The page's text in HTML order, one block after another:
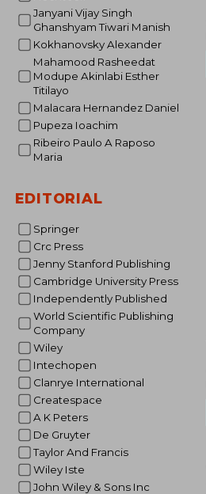
Janyani Vijay Singh
Ghanshyam Tiwari Manish
Kokhanovsky Alexander
Mahamood Rasheedat
Modupe Akinlabi Esther
Titilayo
Malacara Hernandez Daniel
Pupeza Ioachim
Ribeiro Paulo A Raposo
Maria
EDITORIAL
Springer
Crc Press
Jenny Stanford Publishing
Cambridge University Press
Independently Published
World Scientific Publishing
Company
Wiley
Intechopen
Clanrye International
Createspace
A K Peters
De Gruyter
Taylor And Francis
Wiley Iste
John Wiley & Sons Inc